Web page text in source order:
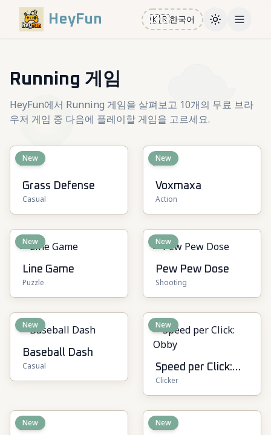
HeyFun 🇰🇷한국어 ToggleOpen
Running 게임
HeyFun에서 Running 게임을 살펴보고 10개의 무료 브라
우저 게임 중 다음에 플레이할 게임을 고르세요.
New
Grass Defense
Casual
New
Voxmaxa
Action
New
Line Game
Puzzle
New
Pew Pew Dose
Shooting
New
Baseball Dash
Casual
New
Speed per Click:
Obby
Clicker
New New